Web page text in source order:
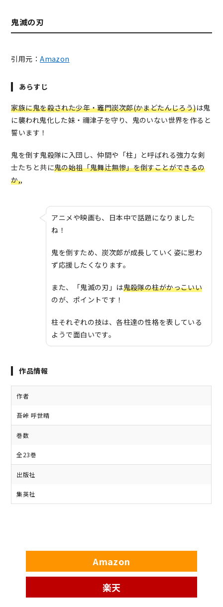
鬼滅の刃
引用元：Amazon
あらすじ
家族に鬼を殺された少年・竈門炭次郎(かまどたんじろう)は鬼
に襲われ鬼化した妹・禰津子を守り、鬼のいない世界を作ると
誓います！
鬼を倒す鬼殺隊に入団し、仲間や「柱」と呼ばれる強力な剣
士たちと共に鬼の始祖「鬼舞辻無惨」を倒すことができるの
か,,
アニメや映画も、日本中で話題になりました
ね！
鬼を倒すため、炭次郎が成長していく姿に思わ
ず応援したくなります。
また、「鬼滅の刃」は鬼殺隊の柱がかっこいい
のが、ポイントです！
柱それぞれの技は、各柱達の性格を表している
ようで面白いです。
作品情報
作者
吾峠 呼世晴
巻数
全23巻
出版社
集英社
Amazon
楽天